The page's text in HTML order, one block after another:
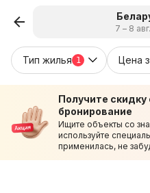
7 – 8 авг.
Тип жилья 1 Цена
Получите скидку
бронирование
Ищите объекты со
используйте
применилась, не